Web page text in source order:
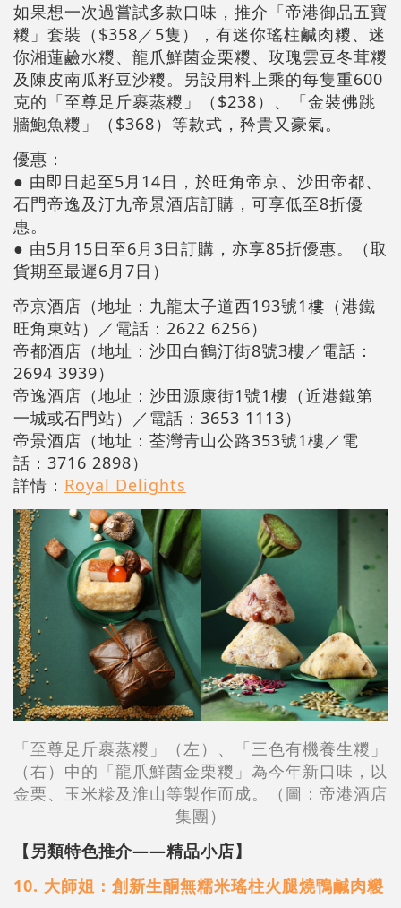
如果想一次過嘗試多款口味，推介「帝港御品五寶
糭」套裝（$358／5隻），有迷你瑤柱鹹肉糭、迷
你湘蓮鹼水糭、龍爪鮮菌金栗糭、玫瑰雲豆冬茸糭
及陳皮南瓜籽豆沙糭。另設用料上乘的每隻重600
克的「至尊足斤裹蒸糭」（$238）、「金裝佛跳
牆鮑魚糭」（$368）等款式，矜貴又豪氣。
優惠：
● 由即日起至5月14日，於旺角帝京、沙田帝都、
石門帝逸及汀九帝景酒店訂購，可享低至8折優
惠。
● 由5月15日至6月3日訂購，亦享85折優惠。（取
貨期至最遲6月7日）
帝京酒店（地址：九龍太子道西193號1樓（港鐵
旺角東站）／電話：2622 6256）
帝都酒店（地址：沙田白鶴汀街8號3樓／電話：
2694 3939）
帝逸酒店（地址：沙田源康街1號1樓（近港鐵第
一城或石門站）／電話：3653 1113）
帝景酒店（地址：荃灣青山公路353號1樓／電
話：3716 2898）
詳情： Royal Delights
「至尊足斤裹蒸糭」（左）、「三色有機養生糭」
（右）中的「龍爪鮮菌金栗糭」為今年新口味，以
金栗、玉米糝及淮山等製作而成。（圖：帝港酒店
集團）
【另類特色推介——精品小店】
10. 大師姐：創新生酮無糯米瑤柱火腿燒鴨鹹肉糉